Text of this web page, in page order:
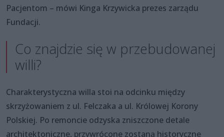
Pacjentom – mówi Kinga Krzywicka prezes zarządu
Fundacji.
Co znajdzie się w przebudowanej
willi?
Charakterystyczna willa stoi na odcinku między
skrzyżowaniem z ul. Felczaka a ul. Królowej Korony
Polskiej. Po remoncie odzyska zniszczone detale
architektoniczne, przywrócone zostaną historyczne